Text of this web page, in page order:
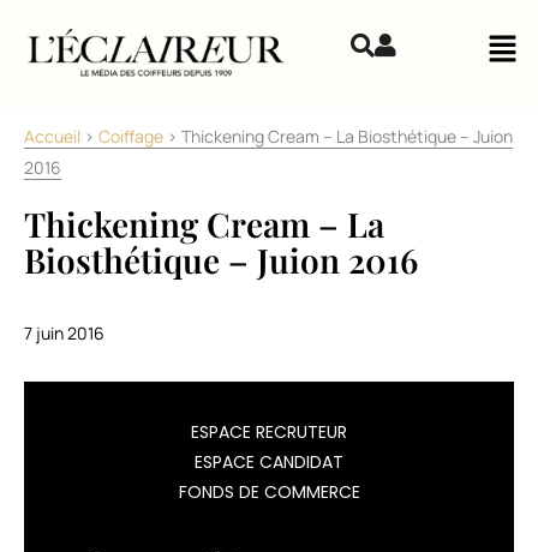
Accueil > Coiffage > Thickening Cream – La Biosthétique – Juion
2016
Thickening Cream – La
Biosthétique – Juion 2016
7 juin 2016
ESPACE RECRUTEUR
ESPACE CANDIDAT
FONDS DE COMMERCE